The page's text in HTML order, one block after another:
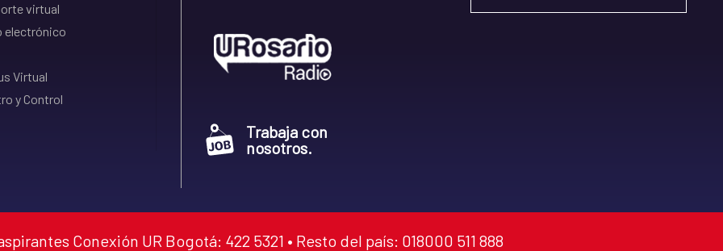
virtual
electrónico
Virtual
y Control
Trabaja con
nosotros.
Conexión UR Bogotá: 422 5321 • Resto del país: 018000 511 888